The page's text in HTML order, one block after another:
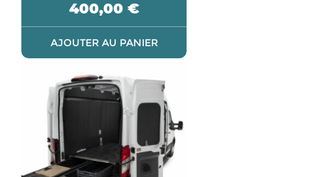
400,00 €
AJOUTER AU PANIER
produit
plusieurs
variations.
options